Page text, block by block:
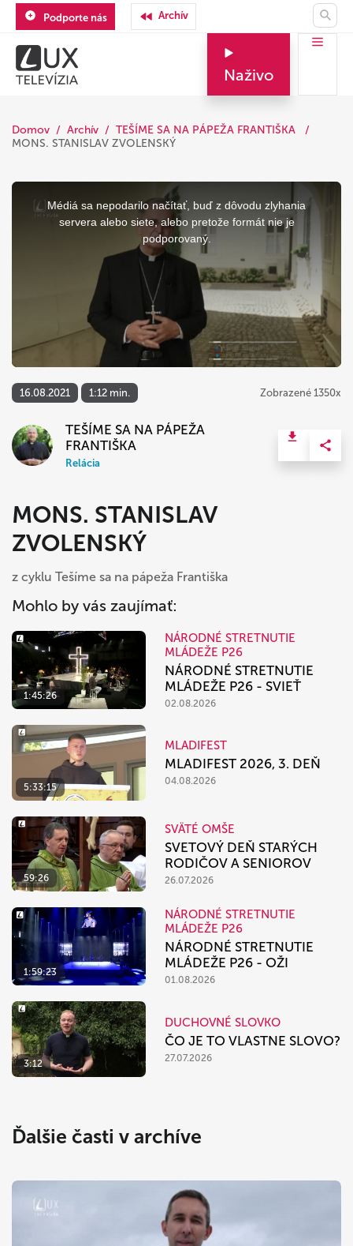
Podporte nás Archív
Naživo
Domov Archív
TEŠÍME SA NA PÁPEŽA FRANTIŠKA
MONS. STANISLAV ZVOLENSKÝ
This
Médiá sa nepodarilo načítať, buď z dôvodu zlyhania
servera alebo siete, alebo pretože formát nie je
podporovaný.
16.08.2021 1:12 min. Zobrazené 1350x
TEŠÍME SA NA PÁPEŽA
FRANTIŠKA
Relácia
MONS. STANISLAV
ZVOLENSKÝ
z cyklu Tešíme sa na pápeža Františka
Mohlo by vás zaujímať:
1:45:26
NÁRODNÉ STRETNUTIE
MLÁDEŽE P26
NÁRODNÉ STRETNUTIE
MLÁDEŽE P26 - SVIEŤ
02.08.2026
5:33:15
MLADIFEST
MLADIFEST 2026, 3. DEŇ
04.08.2026
59:26
SVÄTÉ OMŠE
SVETOVÝ DEŇ STARÝCH
RODIČOV A SENIOROV
26.07.2026
1:59:23
NÁRODNÉ STRETNUTIE
MLÁDEŽE P26
NÁRODNÉ STRETNUTIE
MLÁDEŽE P26 - OŽI
01.08.2026
3:12
DUCHOVNÉ SLOVKO
ČO JE TO VLASTNE SLOVO?
27.07.2026
Ďalšie časti v archíve